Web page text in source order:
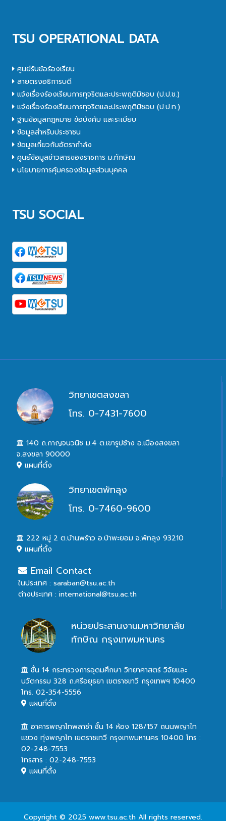
TSU OPERATIONAL DATA
ศูนย์รับข้อร้องเรียน
สายตรงอธิการบดี
แจ้งเรื่องร้องเรียนการทุจริตและประพฤติมิชอบ (ป.ป.ช.)
แจ้งเรื่องร้องเรียนการทุจริตและประพฤติมิชอบ (ป.ป.ท.)
ฐานข้อมูลกฎหมาย ข้อบังคับ และระเบียบ
ข้อมูลสำหรับประชาชน
ข้อมูลเกี่ยวกับอัตรากำลัง
ศูนย์ข้อมูลข่าวสารของราชการ ม.ทักษิณ
นโยบายการคุ้มครองข้อมูลส่วนบุคคล
TSU SOCIAL
วิทยาเขตสงขลา
โทร. 0-7431-7600
140 ถ.กาญจนวนิช ม.4 ต.เขารูปช้าง อ.เมืองสงขลา
จ.สงขลา 90000
แผนที่ตั้ง
วิทยาเขตพัทลุง
โทร. 0-7460-9600
222 หมู่ 2 ต.บ้านพร้าว อ.ป่าพะยอม จ.พัทลุง 93210
แผนที่ตั้ง
Email Contact
ในประเทศ : saraban@tsu.ac.th
ต่างประเทศ : international@tsu.ac.th
หน่วยประสานงานมหาวิทยาลัย
ทักษิณ กรุงเทพมหานคร
ชั้น 14 กระทรวงการอุดมศึกษา วิทยาศาสตร์ วิจัยและ
นวัตกรรม 328 ถ.ศรีอยุธยา เขตราชเทวี กรุงเทพฯ 10400
โทร. 02-354-5556
แผนที่ตั้ง
อาคารพญาไทพลาซ่า ชั้น 14 ห้อง 128/157 ถนนพญาไท
แขวง ทุ่งพญาไท เขตราชเทวี กรุงเทพมหานคร 10400 โทร :
02-248-7553
โทรสาร : 02-248-7553
แผนที่ตั้ง
Copyright © 2025 www.tsu.ac.th All rights reserved.